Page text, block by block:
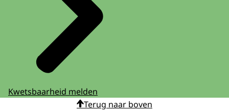
Kwetsbaarheid melden
Terug naar boven